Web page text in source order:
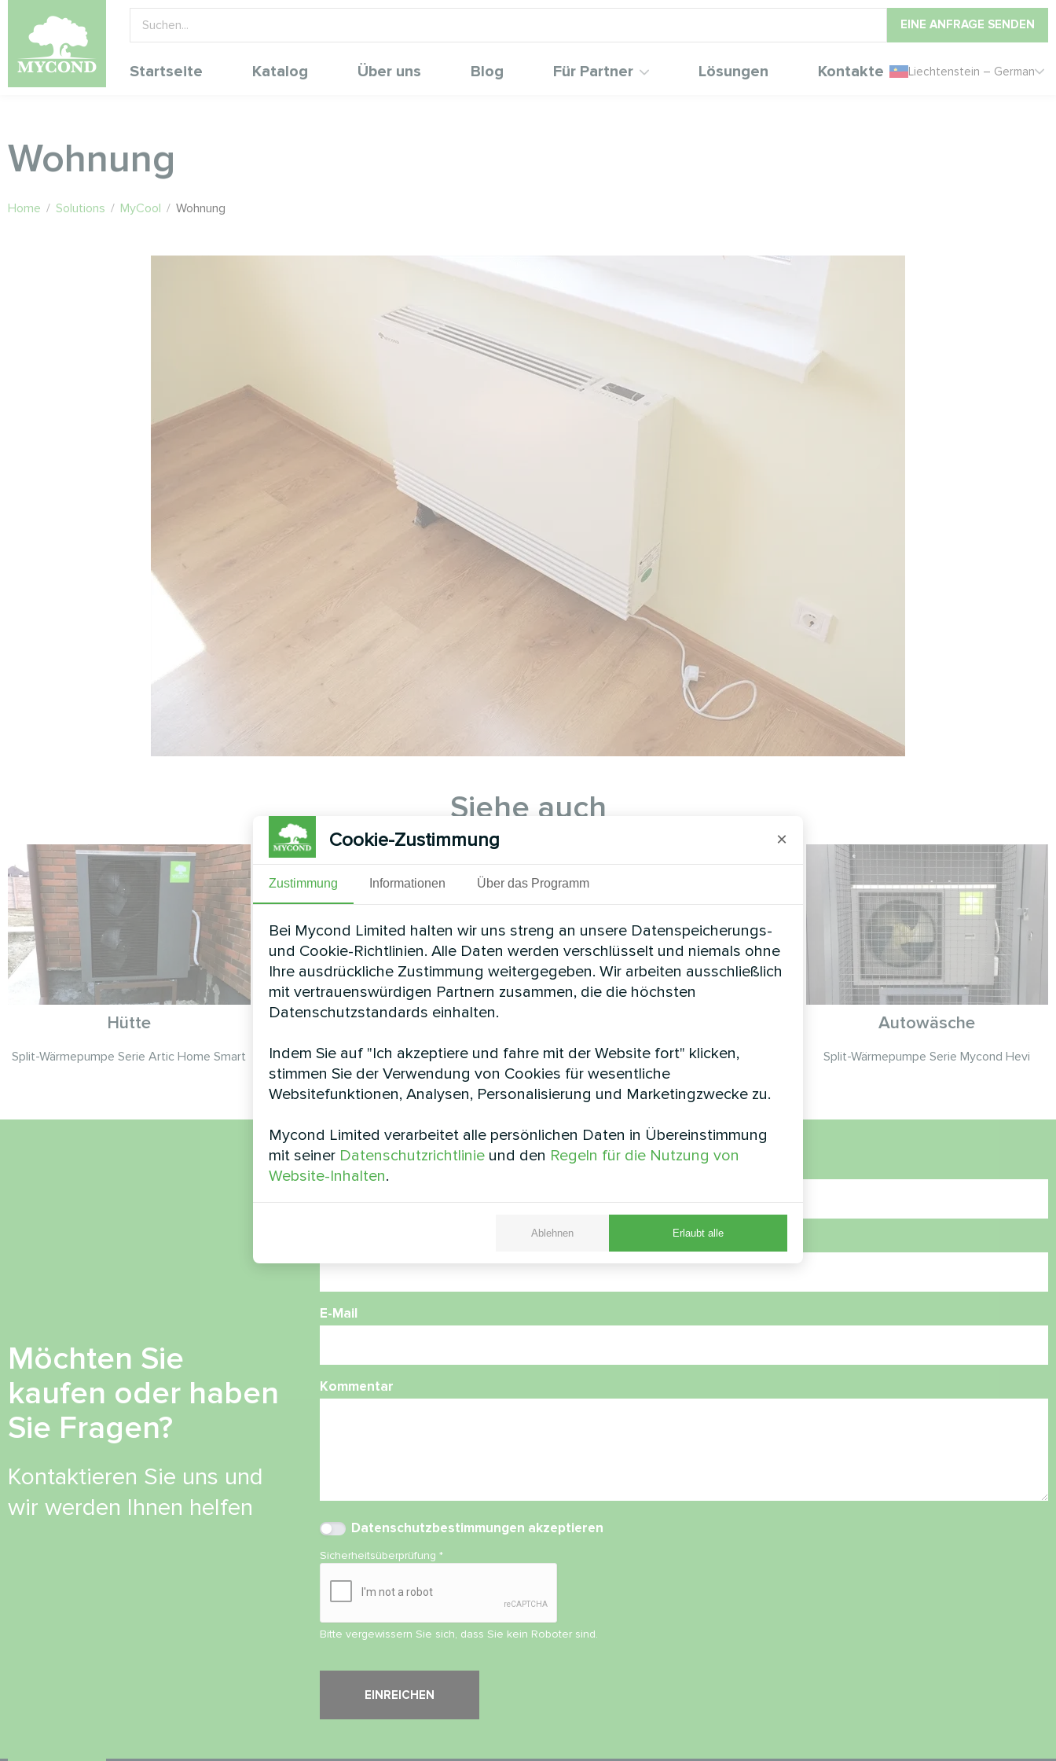
EINE ANFRAGE SENDEN
Startseite Katalog Über uns Blog Für Partner Lösungen Kontakte Liechtenstein – German
Wohnung
Home / Solutions / MyCool / Wohnung
Siehe auch
Hütte
Split-Wärmepumpe Serie Artic Home Smart
Privates Haus
Wärmepumpe BeeSmart MHCS 070 NBS Split-Wärmepumpe Serie Hevi
Autowäsche
Split-Wärmepumpe Serie Mycond Hevi
Möchten Sie
kaufen oder haben
Sie Fragen?
Kontaktieren Sie uns und
wir werden Ihnen helfen
Name
E-Mail
Kommentar
Datenschutzbestimmungen akzeptieren
Sicherheitsüberprüfung*
Bitte vergewissern Sie sich, dass Sie kein Roboter sind.
Cookie-Zustimmung ×
Zustimmung Informationen Über das Programm
Bei Mycond Limited halten wir uns streng an unsere Datenspeicherungs-
und Cookie-Richtlinien. Alle Daten werden verschlüsselt und niemals ohne
Ihre ausdrückliche Zustimmung weitergegeben. Wir arbeiten ausschließlich
mit vertrauenswürdigen Partnern zusammen, die die höchsten
Datenschutzstandards einhalten.
Indem Sie auf "Ich akzeptiere und fahre mit der Website fort" klicken,
stimmen Sie der Verwendung von Cookies für wesentliche
Websitefunktionen, Analysen, Personalisierung und Marketingzwecke zu.
Mycond Limited verarbeitet alle persönlichen Daten in Übereinstimmung
mit seiner Datenschutzrichtlinie und den Regeln für die Nutzung von
Website-Inhalten.
Ablehnen Erlaubt alle